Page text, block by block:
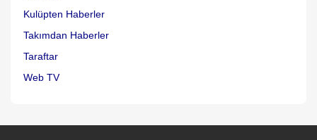
Kulüpten Haberler
Takımdan Haberler
Taraftar
Web TV